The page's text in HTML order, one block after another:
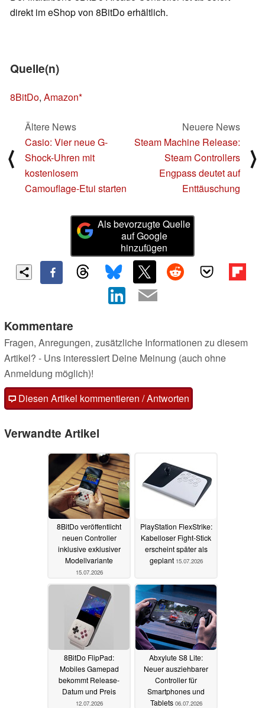
direkt im eShop von 8BitDo erhältlich.
Quelle(n)
8BitDo, Amazon
⟨
Ältere News
Casio: Vier neue G-
Shock-Uhren mit
kostenlosem
Camouflage-Etui starten
Neuere News
Steam Machine Release:
Steam Controllers
Engpass deutet auf
Enttäuschung
⟩
Als bevorzugte Quelle
auf Google
hinzufügen
Kommentare
Fragen, Anregungen, zusätzliche Informationen zu diesem
Artikel? - Uns interessiert Deine Meinung (auch ohne
Anmeldung möglich)!
Diesen Artikel kommentieren / Antworten
Verwandte Artikel
8BitDo veröffentlicht
neuen Controller
inklusive exklusiver
Modellvariante
15.07.2026
PlayStation FlexStrike:
Kabelloser Fight-Stick
erscheint später als
geplant 15.07.2026
8BitDo FlipPad:
Mobiles Gamepad
bekommt Release-
Datum und Preis
12.07.2026
Abxylute S8 Lite:
Neuer ausziehbarer
Controller für
Smartphones und
Tablets 06.07.2026